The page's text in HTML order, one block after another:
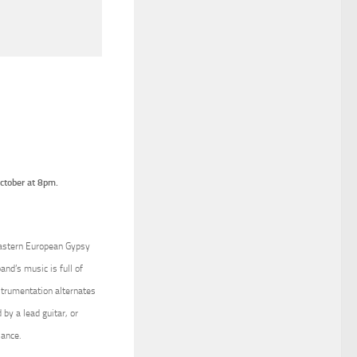
at 8pm.
European Gypsy
music is full of
alternates
by a lead guitar, or